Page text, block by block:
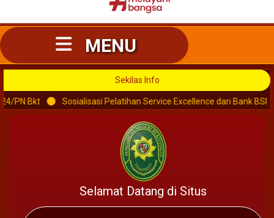
MENU
Sekilas Info
Sosialisasi Pelatihan Service Excellence dari Bank BSI
Selamat Datang di Situs